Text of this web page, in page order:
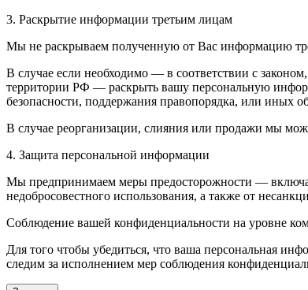
3. Раскрытие информации третьим лицам
Мы не раскрываем полученную от Вас информацию
В случае если необходимо — в соответствии с
территории РФ — раскрыть вашу персональную
безопасности, поддержания правопорядка, или иных
В случае реорганизации, слияния или продажи мы
4. Защита персональной информации
Мы предпринимаем меры предосторожности —
недобросовестного использования, а также от
Соблюдение вашей конфиденциальности на уровне
Для того чтобы убедиться, что ваша персональная
следим за исполнением мер соблюдения